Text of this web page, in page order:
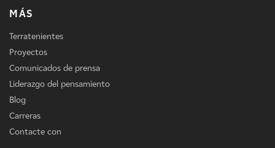
MÁS
Terratenientes
Proyectos
Comunicados de prensa
Liderazgo del pensamiento
Blog
Carreras
Contacte con